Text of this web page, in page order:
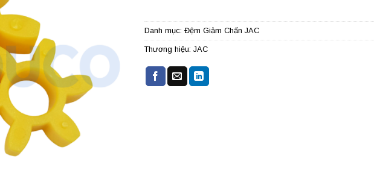
Danh mục: Đệm Giảm Chấn JAC
Thương hiệu: JAC